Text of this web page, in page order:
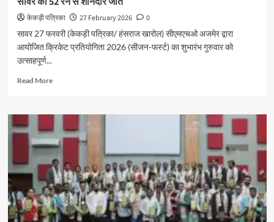
केकड़ी पत्रिका 27 February 2026
0
सावर 27 फरवरी (केकड़ी पत्रिका/ हंसराज खारोल) सीएमएचओ अजमेर द्वारा
आयोजित क्रिकेट प्रतियोगिता 2026 (सीजन-फर्स्ट) का शुभारंभ गुरुवार को
उत्साहपूर्ण...
Read More